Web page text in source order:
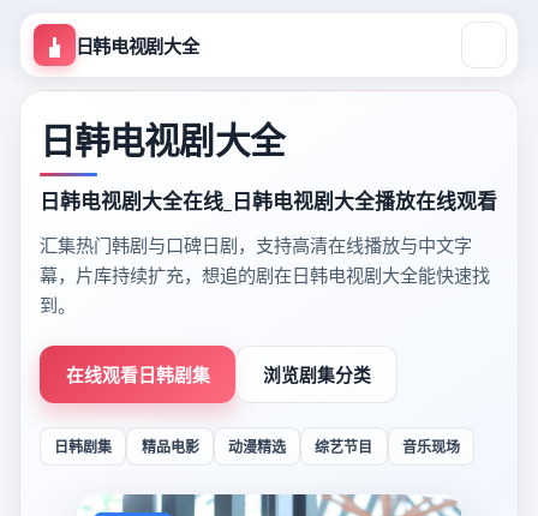
日韩电视剧大全
日韩电视剧大全
日韩电视剧大全在线_日韩电视剧大全播放在线观看
汇集热门韩剧与口碑日剧，支持高清在线播放与中文字
幕，片库持续扩充，想追的剧在日韩电视剧大全能快速找
到。
在线观看日韩剧集 浏览剧集分类
日韩剧集 精品电影 动漫精选 综艺节目 音乐现场